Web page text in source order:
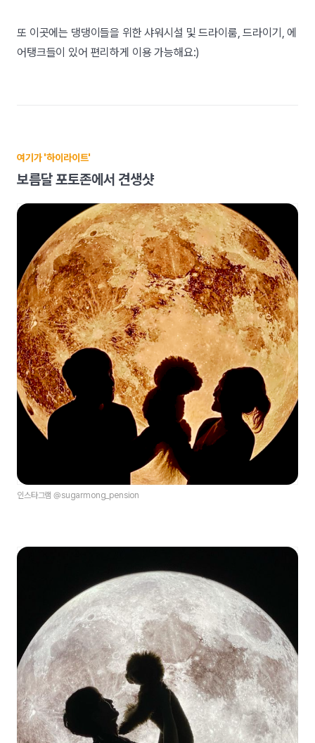
또 이곳에는 댕댕이들을 위한 샤워시설 및 드라이룸, 드라이기, 에
어탱크들이 있어 편리하게 이용 가능해요:)
여기가 '하이라이트'
보름달 포토존에서 견생샷
인스타그램 @sugarmong_pension